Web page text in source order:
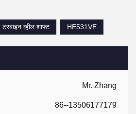
Mr. Zhang
86--13506177179
व्हील शाफ्ट HE531VE